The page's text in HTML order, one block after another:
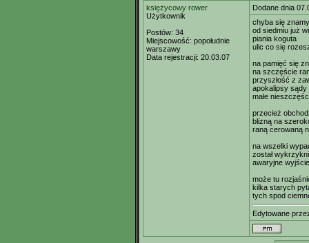
księżycowy rower
Użytkownik
Postów: 34
Miejscowość: popołudnie
warszawy
Data rejestracji: 20.03.07
Dodane dnia
chyba się znamy
od siedmiu już
piania koguta
ulic co się
na pamięć się
na szczęście
przyszłość z
apokalipsy sądy
małe
przecież
blizną na
raną cerowaną
na wszelki
został
awaryjne wyjście
może tu
kilka starych
tych spod
Edytowane